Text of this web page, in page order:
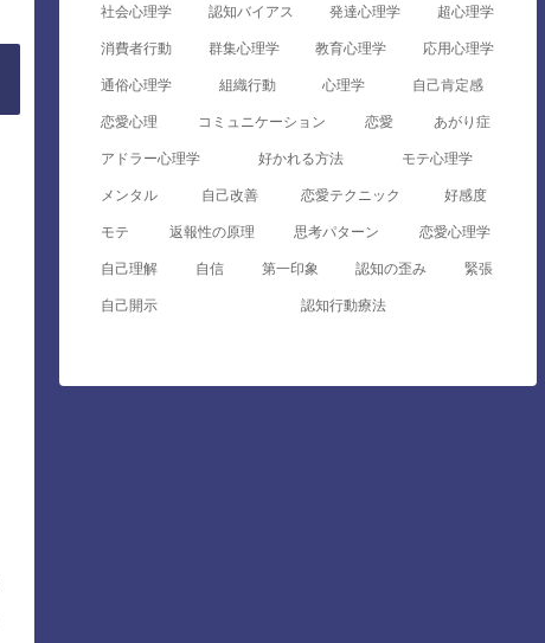
社会心理学 認知バイアス 発達心理学 超心理学
消費者行動 群集心理学 教育心理学 応用心理学
通俗心理学 組織行動 心理学 自己肯定感
恋愛心理 コミュニケーション 恋愛 あがり症
アドラー心理学 好かれる方法 モテ心理学
メンタル 自己改善 恋愛テクニック 好感度
モテ 返報性の原理 思考パターン 恋愛心理学
自己理解 自信 第一印象 認知の歪み 緊張
自己開示 認知行動療法